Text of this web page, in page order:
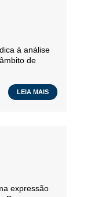
à análise
de
LEIA MAIS
expressão